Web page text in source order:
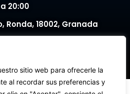
sitio web para ofrecerle la
al recordar sus preferencias y
20:00
Ronda, 18002, Granada